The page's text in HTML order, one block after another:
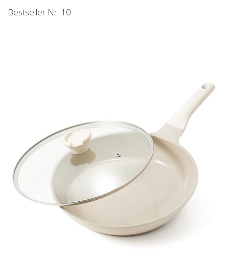
Bestseller Nr. 10